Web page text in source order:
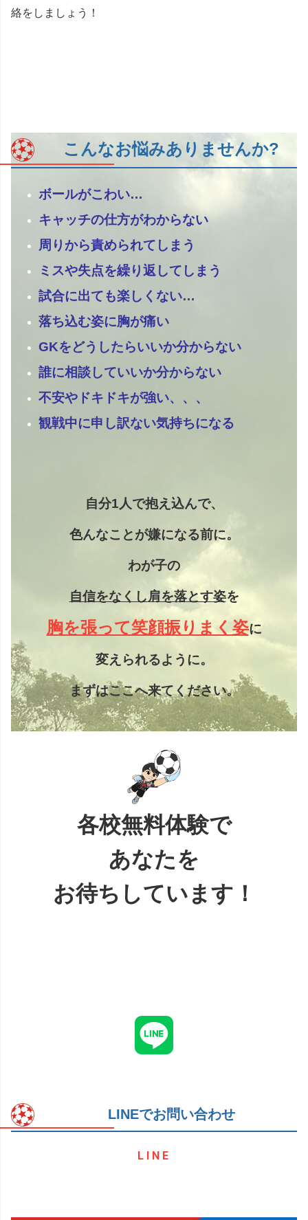
絡をしましょう！
こんなお悩みありませんか?
ボールがこわい…
キャッチの仕方がわからない
周りから責められてしまう
ミスや失点を繰り返してしまう
試合に出ても楽しくない…
落ち込む姿に胸が痛い
GKをどうしたらいいか分からない
誰に相談していいか分からない
不安やドキドキが強い、、、
観戦中に申し訳ない気持ちになる
自分1人で抱え込んで、
色んなことが嫌になる前に。
わが子の
自信をなくし肩を落とす姿を
胸を張って笑顔振りまく姿に
変えられるように。
まずはここへ来てください。
各校無料体験で
あなたを
お待ちしています！
LINEでお問い合わせ
LINE